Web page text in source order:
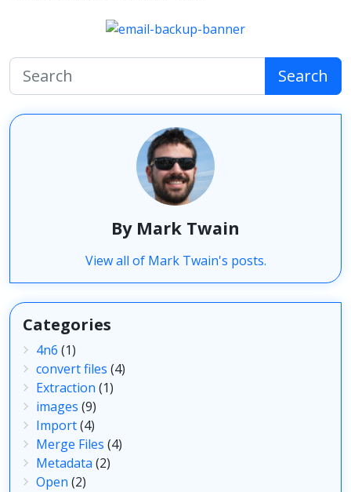
Search
By Mark Twain
View all of Mark Twain's posts.
Categories
4n6 (1)
convert files (4)
Extraction (1)
images (9)
Import(4)
Merge Files (4)
Metadata (2)
Open (2)